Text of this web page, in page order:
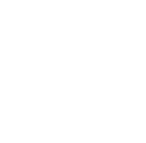
Ana Mestre estrena su agenda
doble visita a la Diputación
para sellar una etapa de